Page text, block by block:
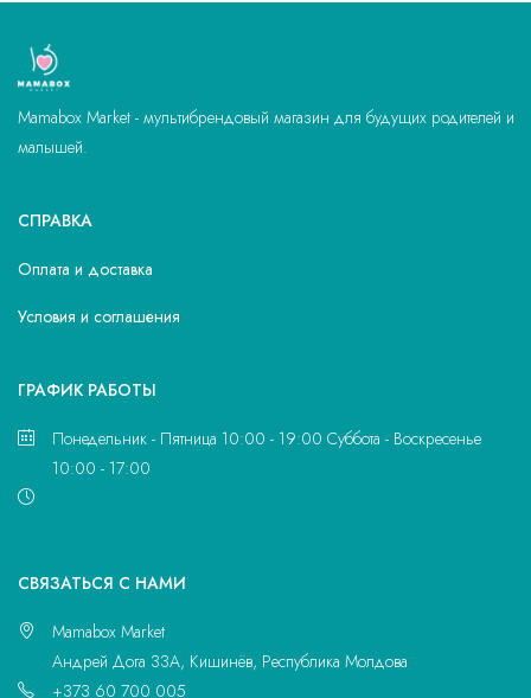
Mamabox Market - мультибрендовый магазин для будущих родителей и
малышей.
СПРАВКА
Оплата и доставка
Условия и соглашения
ГРАФИК РАБОТЫ
Понедельник - Пятница 10:00 - 19:00 Суббота - Воскресенье
10:00 - 17:00
CВЯЗАТЬСЯ С НАМИ
Mamabox Market
Андрей Дога 33A, Кишинёв, Республика Молдова
+373 60 700 005